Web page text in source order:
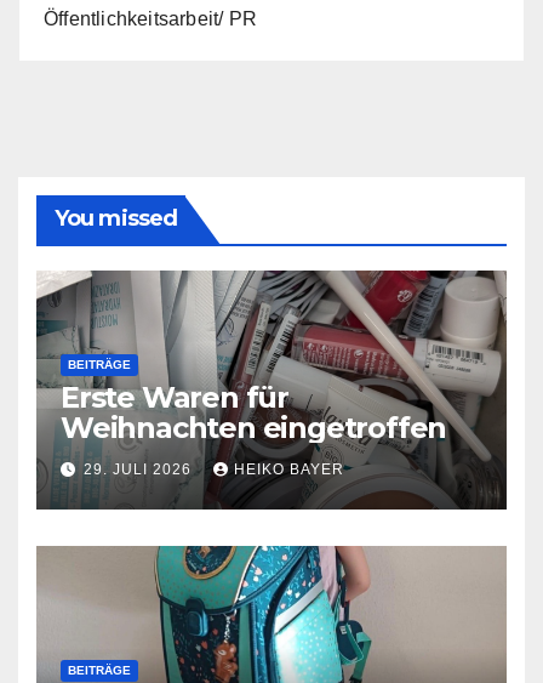
Öffentlichkeitsarbeit/ PR
You missed
BEITRÄGE
Erste Waren für
Weihnachten eingetroffen
29. JULI 2026 HEIKO BAYER
BEITRÄGE